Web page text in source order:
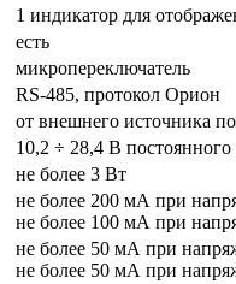
1 индикатор для
есть
микропереключатель
RS-485, протокол Орион
от внешнего источника
10,2 ÷ 28,4 В постоянного
не более 3 Вт
не более 200 мА при
не более 100 мА при
не более 50 мА при
не более 50 мА при